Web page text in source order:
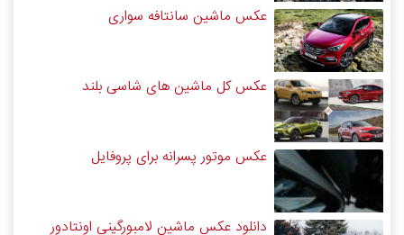
عکس ماشین سانتافه سواری
عکس کل ماشین های شاسی بلند
عکس موتور پسرانه برای پروفایل
دانلود عکس ماشین لامبورگینی اونتادور